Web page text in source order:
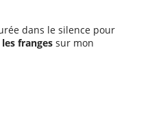
dans le silence pour
franges sur mon